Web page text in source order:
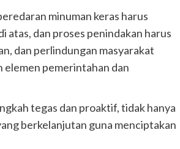
minuman keras harus
atas, dan proses penindakan harus
dan perlindungan masyarakat
elemen pemerintahan dan
tegas dan proaktif, tidak hanya
berkelanjutan guna menciptakan